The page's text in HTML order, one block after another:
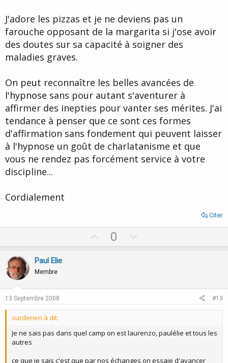
J'adore les pizzas et je ne deviens pas un
farouche opposant de la margarita si j'ose avoir
des doutes sur sa capacité à soigner des
maladies graves.
On peut reconnaître les belles avancées de
l'hypnose sans pour autant s'aventurer à
affirmer des inepties pour vanter ses mérites. J'ai
tendance à penser que ce sont ces formes
d'affirmation sans fondement qui peuvent laisser
à l'hypnose un goût de charlatanisme et que
vous ne rendez pas forcément service à votre
discipline...
Cordialement
Citer
p
t
0
o
v
Paul Elie
Membre
13 Septembre 2008 #13
surderien à dit:
Je ne sais pas dans quel camp on est laurenzo, paulélie et tous les
autres
ce que je sais c'est que par nos échanges on essaie d'avancer